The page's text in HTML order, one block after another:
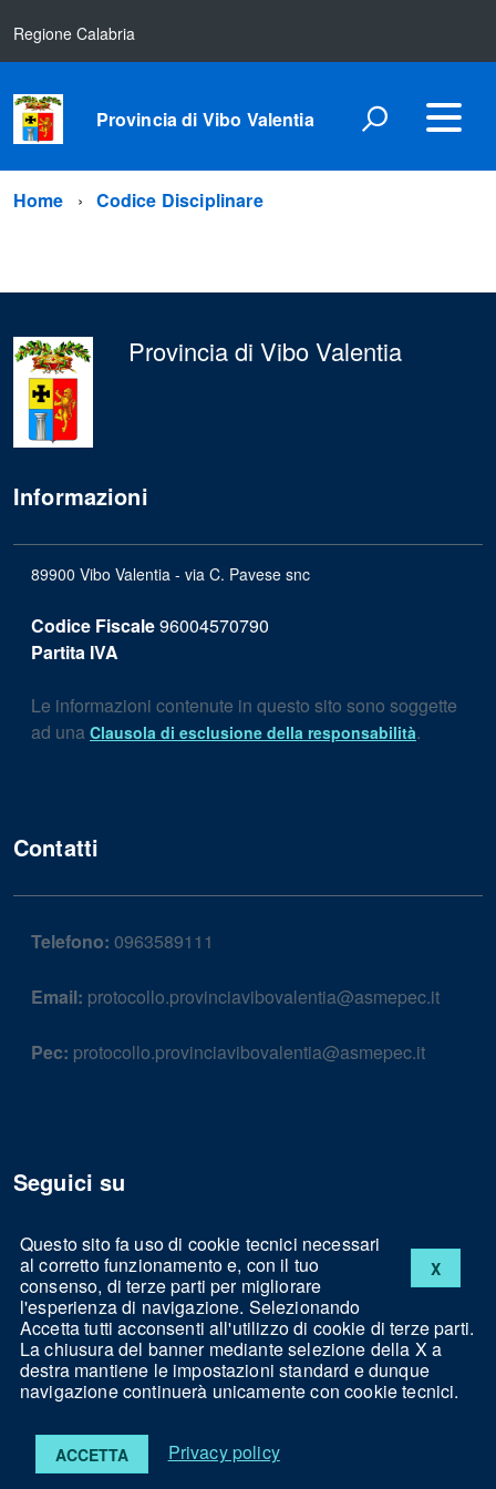
X
Questo sito fa uso di cookie tecnici necessari
al corretto funzionamento e, con il tuo
consenso, di terze parti per migliorare
l'esperienza di navigazione. Selezionando
Accetta tutti acconsenti all'utilizzo di cookie di terze parti.
La chiusura del banner mediante selezione della X a
destra mantiene le impostazioni standard e dunque
navigazione continuerà unicamente con cookie tecnici.
ACCETTA Privacy policy
Regione Calabria
Provincia di Vibo Valentia
Home Codice Disciplinare
Provincia di Vibo Valentia
Informazioni
89900 Vibo Valentia - via C. Pavese snc
Codice Fiscale96004570790
Partita IVA
Le informazioni contenute in questo sito sono soggette
ad una Clausola di esclusione della responsabilità.
Contatti
Telefono: 0963589111
Email: protocollo.provinciavibovalentia@asmepec.it
Pec: protocollo.provinciavibovalentia@asmepec.it
Seguici su
Facebook
Note legali Privacy
Powered by